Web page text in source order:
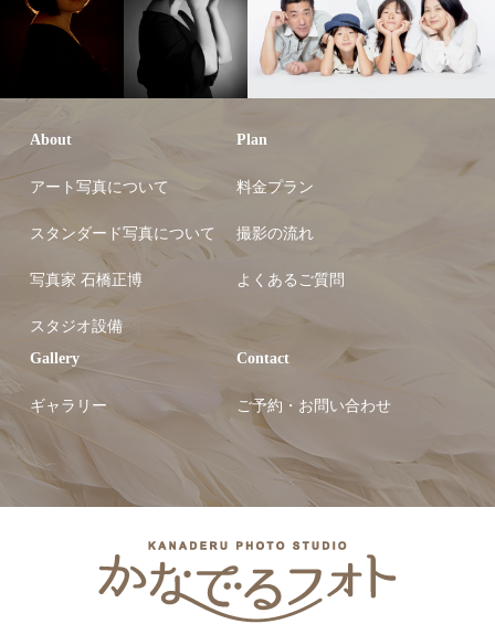
About
アート写真について
スタンダード写真について
写真家 石橋正博
スタジオ設備
Plan
料金プラン
撮影の流れ
よくあるご質問
Gallery
ギャラリー
Contact
ご予約・お問い合わせ